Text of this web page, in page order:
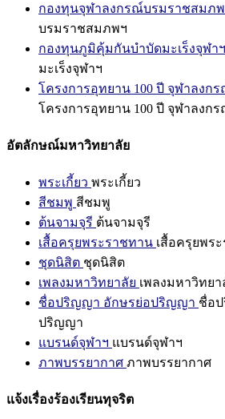
กองทุนจุฬาลงกรณ์บรมราชสมภ
บรมราชสมภพฯ
กองทุนภูมิคุ้มกันบำบัดมะเร็งจุฬาฯ
มะเร็งจุฬาฯ
โครงการอุทยาน 100 ปี จุฬาลงก
โครงการอุทยาน 100 ปี จุฬาลงก
อัตลักษณ์มหาวิทยาลัย
พระเกี้ยว พระเกี้ยว
สีชมพู สีชมพู
ต้นจามจุรี ต้นจามจุรี
เสื้อครุยพระราชทาน เสื้อครุยพร
ชุดนิสิต ชุดนิสิต
เพลงมหาวิทยาลัย เพลงมหาวิทยา
ชื่อปริญญา อักษรย่อปริญญา ชื่อ
ปริญญา
แบรนด์จุฬาฯ แบรนด์จุฬาฯ
ภาพบรรยากาศ ภาพบรรยากาศ
แจ้งเรื่องร้องเรียนทุจริต